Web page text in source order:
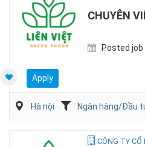
CHUYÊN
Posted job
Apply
Hà nội Ngân hàng/Đầu
CÔNG TY CỔ